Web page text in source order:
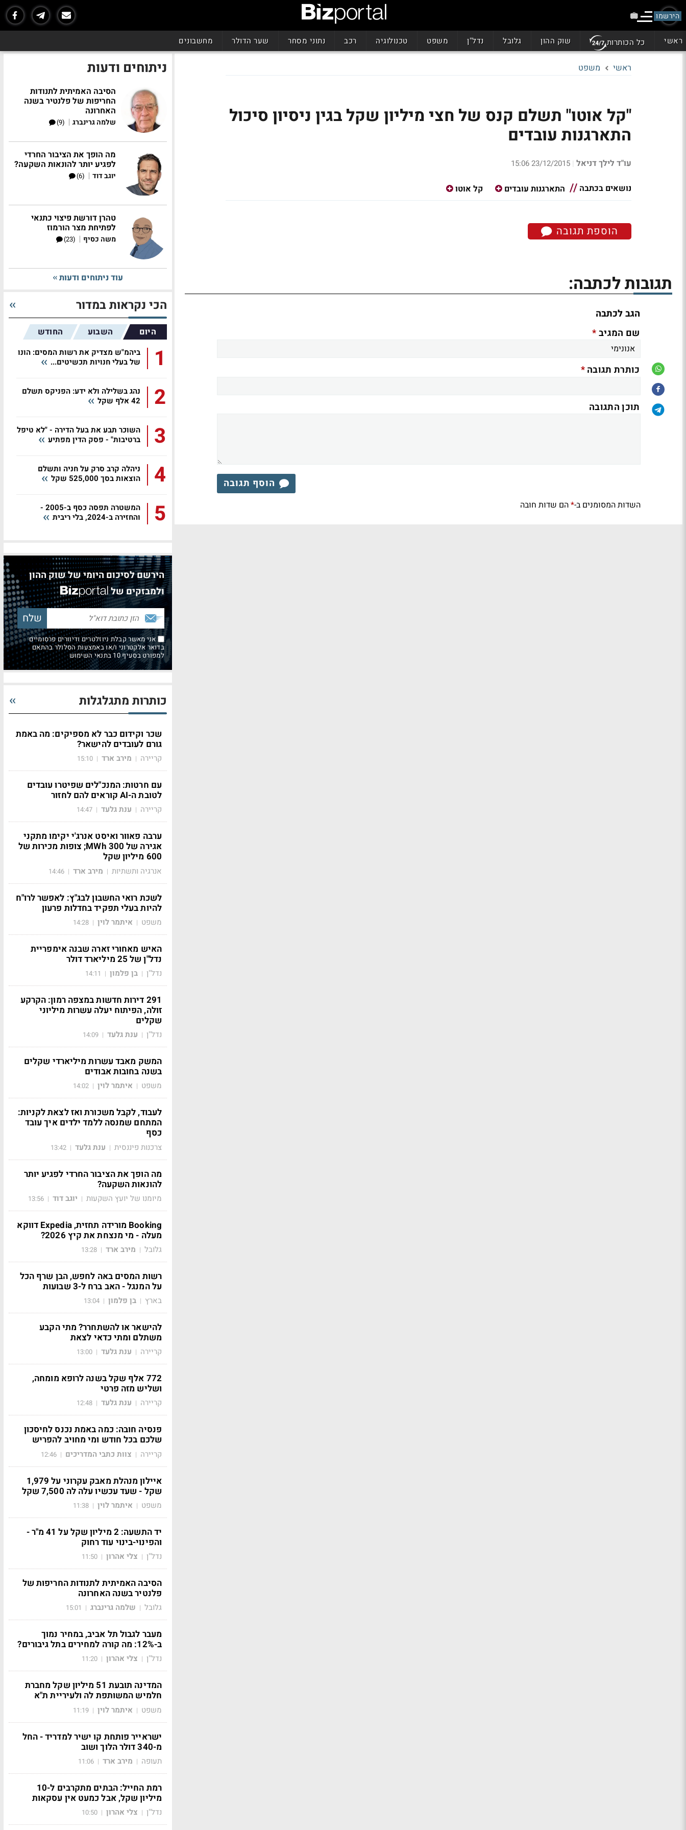
הירשמו
ראשי כל הכותרות שוק ההון גלובל נדל"ן משפט טכנולוגיה רכב נתוני מסחר שער הדולר מחשבונים
ראשי משפט
"קל אוטו" תשלם קנס של חצי מיליון שקל בגין ניסיון סיכול
התארגנות עובדים
עו"ד לילך דניאל |
23/12/2015 15:06
נושאים בכתבה התארגנות עובדים קל אוטו
הוספת תגובה
תגובות לכתבה:
הגב לכתבה
שם המגיב*
כותרת תגובה*
תוכן התגובה
הוסף תגובה
השדות המסומנים ב-*הם שדות חובה
ניתוחים ודעות
הסיבה האמיתית לתנודות
החריפות של פלנטיר בשנה
האחרונה
שלמה גרינברג |
(9)
מה הופך את הציבור החרדי
לפגיע יותר להונאות השקעה?
יוגב דוד |
(6)
טהרן דורשת פיצוי כתנאי
לפתיחת מצר הורמוז
משה כסיף |
(23)
עוד ניתוחים ודעות
הכי נקראות במדור
היום השבוע החודש
1
ביהמ"ש מצדיק את רשות המסים: הונו
של בעלי חנויות תכשיטים...
2
נהג בשלילה ולא ידע: הפניקס תשלם
42 אלף שקל
3
השוכר תבע את בעל הדירה - "לא טיפל
ברטיבות" - פסק הדין מפתיע
4
ניהלה קרב סרק על חניה ותשלם
הוצאות בסך 525,000 שקל
5
המשטרה תפסה כסף ב-2005 -
והחזירה ב-2024, בלי ריבית
הירשם לסיכום היומי של שוק ההון
ולמבזקים של
אני מאשר קבלת ניוזלטרים ודיוורים פרסומיים
בדואר אלקטרוני ו/או באמצעות הסלולר בהתאם
למפורט בסעיף 10 בתנאי השימוש
כותרות מתגלגלות
שכר וקידום כבר לא מספיקים: מה באמת
גורם לעובדים להישאר?
קריירה | מירב ארד |
15:10
עם חרטות: המנכ"לים שפיטרו עובדים
לטובת ה-AI קוראים להם לחזור
קריירה | ענת גלעד |
14:47
ערבה פאוור ואיסט אנרג'י יקימו מתקני
אגירה של 300 MWh; צופות מכירות של
600 מיליון שקל
אנרגיה ותשתיות | מירב ארד |
14:46
לשכת רואי החשבון לבג"ץ: לאפשר לרו"ח
להיות בעלי תפקיד בחדלות פרעון
משפט | איתמר לוין |
14:28
האיש מאחורי זארה שבנה אימפריית
נדל"ן של 25 מיליארד דולר
נדל"ן | בן פלמון |
14:11
291 דירות חדשות במצפה רמון: הקרקע
זולה, הפיתוח יעלה עשרות מיליוני
שקלים
נדל"ן | ענת גלעד |
14:09
המשק מאבד עשרות מיליארדי שקלים
בשנה בחובות אבודים
משפט | איתמר לוין |
14:02
לעבוד, לקבל משכורת ואז לצאת לקניות:
המתחם שמנסה ללמד ילדים איך עובד
כסף
צרכנות פיננסית | ענת גלעד |
13:42
מה הופך את הציבור החרדי לפגיע יותר
להונאות השקעה?
מיומנו של יועץ השקעות | יוגב דוד |
13:56
Booking מורידה תחזית, Expedia דווקא
מעלה - מי מנצחת את קיץ 2026?
גלובל | מירב ארד |
13:28
רשות המסים באה לחפש, הבן שרף הכל
על המנגל - האב ברח ל-3 שבועות
בארץ | בן פלמון |
13:04
להישאר או להשתחרר? מתי הקבע
משתלם ומתי כדאי לצאת
קריירה | ענת גלעד |
13:00
772 אלף שקל בשנה לרופא מומחה,
ושליש מזה פרטי
קריירה | ענת גלעד |
12:48
פנסיה חובה: כמה באמת נכנס לחיסכון
שלכם בכל חודש ומי מחויב להפריש
קריירה | צוות כתבי המדריכים |
12:46
איילון מנהלת מאבק עקרוני על 1,979
שקל - שעד עכשיו עלה לה 7,500 שקל
משפט | איתמר לוין |
11:38
יד התשעה: 2 מיליון שקל על 41 מ"ר -
והפינוי-בינוי עוד רחוק
נדל"ן | צלי אהרון |
11:50
הסיבה האמיתית לתנודות החריפות של
פלנטיר בשנה האחרונה
גלובל | שלמה גרינברג |
15:01
מעבר לגבול תל אביב, במחיר נמוך
ב-12%: מה קורה למחירים בתל גיבורים?
נדל"ן | צלי אהרון |
11:20
המדינה תובעת 51 מיליון שקל מחברת
חלמיש המשותפת לה ולעיריית ת"א
משפט | איתמר לוין |
11:19
ישראייר פותחת קו ישיר למדריד - החל
מ-340 דולר הלוך ושוב
תעופה | מירב ארד |
11:06
רמת החייל: הבתים מתקרבים ל-10
מיליון שקל, אבל כמעט אין עסקאות
נדל"ן | צלי אהרון |
10:50